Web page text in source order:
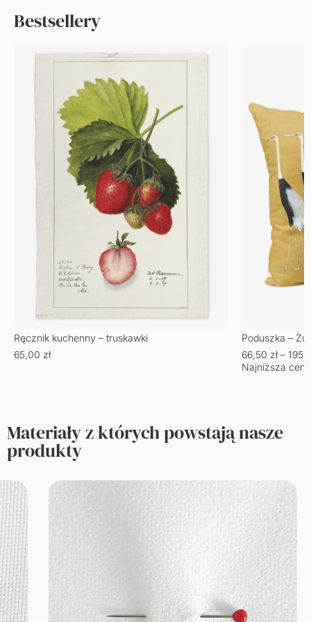
Bestsellery
Ręcznik kuchenny – truskawki
65,00 zł
Poduszka –
66,50 zł –
Najniższa
Materiały z których powstają nasze
produkty